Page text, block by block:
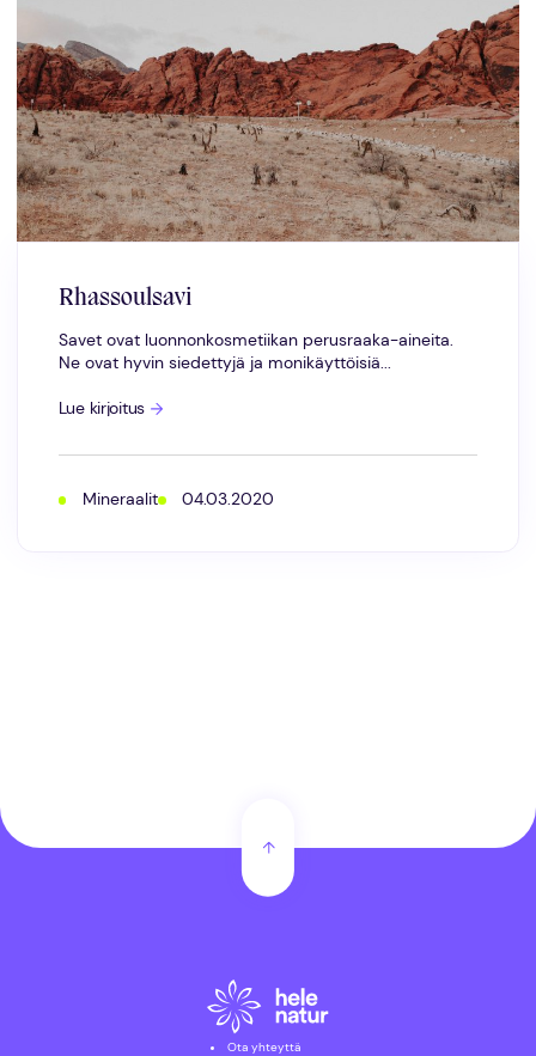
Rhassoulsavi
Savet ovat luonnonkosmetiikan perusraaka-aineita.
Ne ovat hyvin siedettyjä ja monikäyttöisiä...
Lue kirjoitusRhassoulsavi
Mineraalit 04.03.2020
Ota yhteyttä